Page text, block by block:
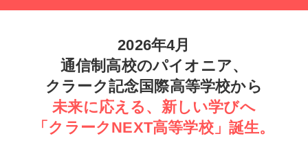
2026年4月
通信制高校のパイオニア、
クラーク記念国際高等学校から
未来に応える、新しい学びへ
「クラークNEXT高等学校」誕生。